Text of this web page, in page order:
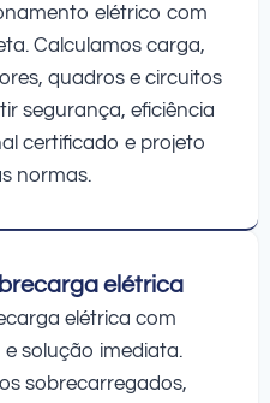
elétrico com
Calculamos carga,
quadros e circuitos
segurança, eficiência
certificado e projeto
normas.
elétrica
elétrica com
solução imediata.
sobrecarregados,